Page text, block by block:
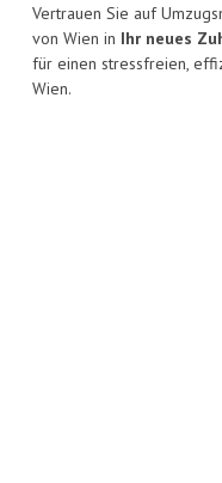
Vertrauen Sie auf
von Wien in Ihr neues
für einen stressfreien,
Wien.